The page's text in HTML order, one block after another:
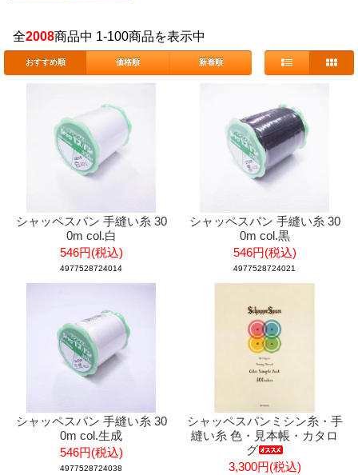
全2008商品中 1-100商品を表示中
おすすめ順 価格順 新着順
シャッペスパン 手縫い糸 30
0m col.白
546円(税込)
4977528724014
シャッペスパン 手縫い糸 30
0m col.黒
546円(税込)
4977528724021
シャッペスパン 手縫い糸 30
0m col.生成
546円(税込)
4977528724038
シャッペスパンミシン糸・手
縫い糸 色・見本帳・カタロ
グ
3,300円(税込)